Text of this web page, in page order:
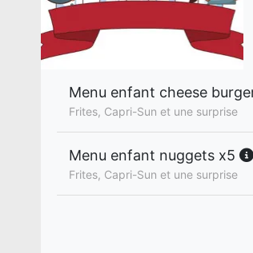
Menu enfant cheese
Frites, Capri-Sun et une surprise
Menu enfant nuggets x5
Frites, Capri-Sun et une surprise